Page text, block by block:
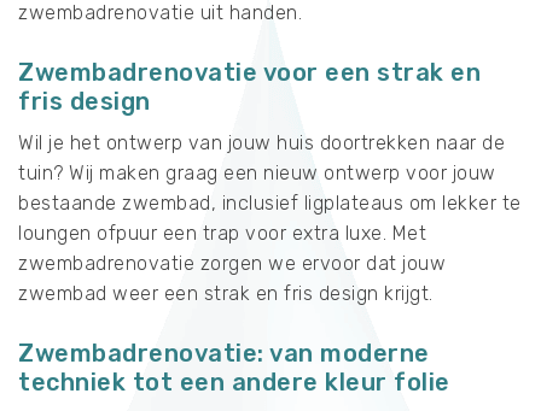
zwembadrenovatie uit handen.
Zwembadrenovatie voor een strak en
fris design
Wil je het ontwerp van jouw huis doortrekken naar de
tuin? Wij maken graag een nieuw ontwerp voor jouw
bestaande zwembad, inclusief ligplateaus om lekker te
loungen ofpuur een trap voor extra luxe. Met
zwembadrenovatie zorgen we ervoor dat jouw
zwembad weer een strak en fris design krijgt.
Zwembadrenovatie: van moderne
techniek tot een andere kleur folie